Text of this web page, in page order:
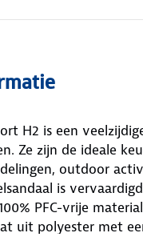
H2 is een
Ze zijn de ideale
outdoor
is
PFC-vrije
uit polyester met